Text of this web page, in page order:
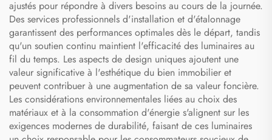
ajustés pour répondre à divers besoins au cours de la journée.
Des services professionnels d'installation et d'étalonnage
garantissent des performances optimales dès le départ, tandis
qu'un soutien continu maintient l'efficacité des luminaires au
fil du temps. Les aspects de design uniques ajoutent une
valeur significative à l'esthétique du bien immobilier et
peuvent contribuer à une augmentation de sa valeur foncière.
Les considérations environnementales liées au choix des
matériaux et à la consommation d'énergie s'alignent sur les
exigences modernes de durabilité, faisant de ces luminaires